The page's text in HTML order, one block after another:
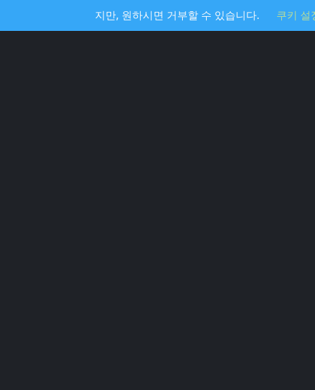
지만, 원하시면 거부할 수 있습니다.
쿠키 설